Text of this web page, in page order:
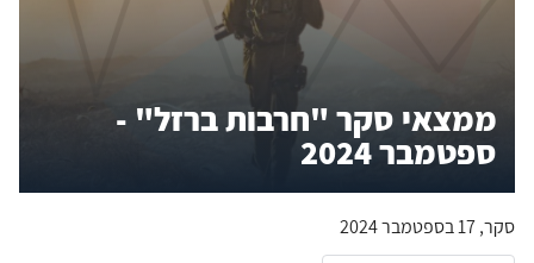
ממצאי סקר "חרבות ברזל" -
ספטמבר 2024
סקר, 17 בספטמבר 2024